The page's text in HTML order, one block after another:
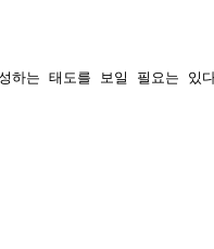
하는 태도를 보일 필요는 있